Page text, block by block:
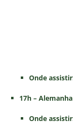
Onde
17h –
Onde